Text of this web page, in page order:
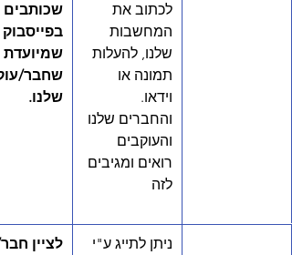
לכתוב את
המחשבות
שלנו, להעלות
תמונה או
וידאו.
והחברים שלנו
והעוקבים
רואים ומגיבים
לזה
שכותבים
בפייסבוק
שחבר/
שלנו.
​ניתן לתייג ע"י
לציין